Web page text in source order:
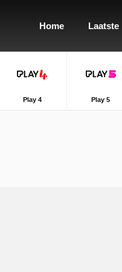
Home Laatste
Play 4 Play 5